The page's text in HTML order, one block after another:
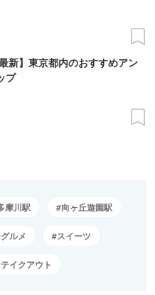
新】東京都内のおすすめアン
プ
摩川駅 向ヶ丘遊園駅
グルメ スイーツ
テイクアウト